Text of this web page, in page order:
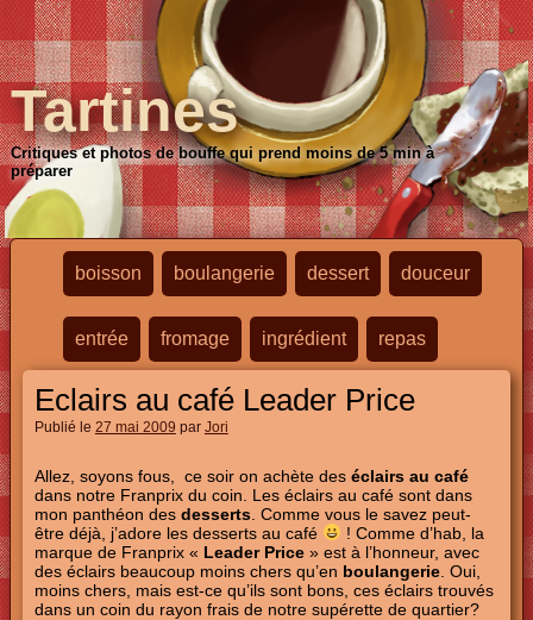
Tartines
Critiques et photos de bouffe qui prend moins de 5 min à
préparer
boisson boulangerie dessert douceur
entrée fromage ingrédient repas
Eclairs au café Leader Price
Publié le 27 mai 2009 par Jori
Allez, soyons fous, ce soir on achète des éclairs au café
dans notre Franprix du coin. Les éclairs au café sont dans
mon panthéon des desserts. Comme vous le savez peut-
être déjà, j’adore les desserts au café
! Comme d’hab, la
marque de Franprix « Leader Price» est à l’honneur, avec
des éclairs beaucoup moins chers qu’en boulangerie. Oui,
moins chers, mais est-ce qu’ils sont bons, ces éclairs trouvés
dans un coin du rayon frais de notre supérette de quartier?